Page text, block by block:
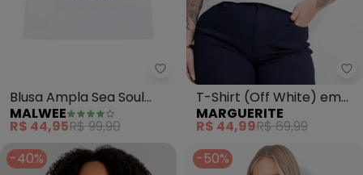
Malwee - Blusa Ampla Sea
Blusa Ampla Sea Soul
Blue Plus(Branco)
MALWEE
R$ 44,95R$ 99,90
T-Shirt (Off White) em
Algodão
MARGUERITE
R$ 44,99R$ 69,99
-40%
-50%